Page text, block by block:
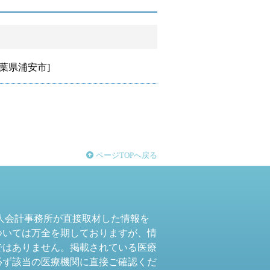
浦安市]
ページTOPへ戻る
計事務所が直接取材した情報を
ては万全を期しておりますが、情
ありません。掲載されている医療
該当の医療機関に直接ご確認くだ